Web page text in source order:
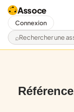
Assoce
Rechercher
Connexion